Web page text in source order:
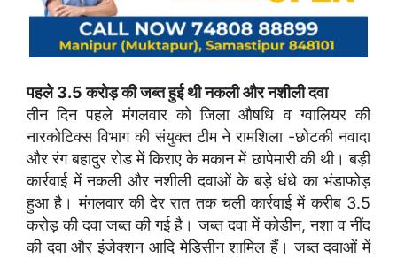
पहले 3.5 करोड़ की जब्त हुई थी नकली और नशीली दवा
तीन दिन पहले मंगलवार को जिला औषधि व ग्वालियर की
नारकोटिक्स विभाग की संयुक्त टीम ने रामशिला -छोटकी नवादा
और रंग बहादुर रोड में किराए के मकान में छापेमारी की थी। बड़ी
कार्रवाई में नकली और नशीली दवाओं के बड़े धंधे का भंडाफोड़
हुआ है। मंगलवार की देर रात तक चली कार्रवाई में करीब 3.5
करोड़ की दवा जब्त की गई है। जब्त दवा में कोडीन, नशा व नींद
की दवा और इंजेक्शन आदि मेडिसीन शामिल हैं। जब्त दवाओं में